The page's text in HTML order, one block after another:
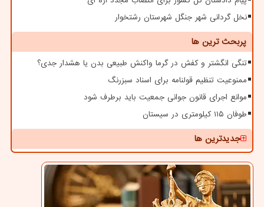
نخل گردانی شهر جنگل شهرستان رشتخوار
پربحث ترین ها
تنگی انگشتر و کفش در گرما واکنش طبیعی بدن یا هشدار جدی؟
ممنوعیت تنظیم قولنامه برای اسناد سبزرنگ
موانع اجرای قانون جوانی جمعیت باید برطرف شود
طوفان ۱۱۵ کیلومتری در سیستان
جدیدترین ها